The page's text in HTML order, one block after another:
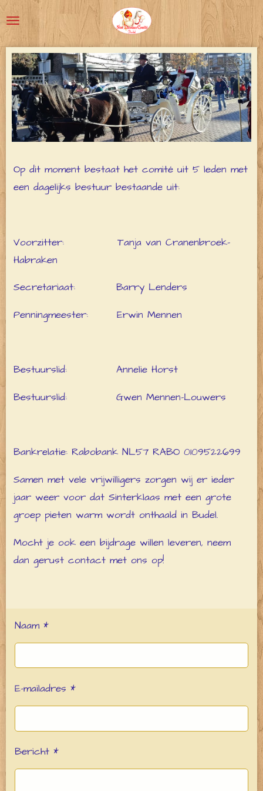
Ga
direct
naar
de
hoofdinhoud
Op dit moment bestaat het comité uit 5 leden met
een dagelijks bestuur bestaande uit:
Voorzitter: Tanja van Cranenbroek-
Habraken
Secretariaat: Barry Lenders
Penningmeester: Erwin Mennen
Bestuurslid: Annelie Horst
Bestuurslid: Gwen Mennen-Louwers
Bankrelatie: Rabobank NL57 RABO 0109522699
Samen met vele vrijwilligers zorgen wij er ieder
jaar weer voor dat Sinterklaas met een grote
groep pieten warm wordt onthaald in Budel.
Mocht je ook een bijdrage willen leveren, neem
dan gerust contact met ons op!
Naam *
E-mailadres *
Bericht *